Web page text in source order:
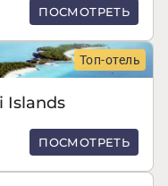
ПОСМОТРЕТЬ
Топ-отель
Islands
ПОСМОТРЕТЬ